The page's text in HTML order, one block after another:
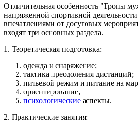
Отличительная особенность "Тропы
напряженной спортивной
впечатлениями от досуговых
входят три основных раздела.
1. Теоретическая подготовка:
одежда и снаряжение;
тактика преодоления дистанций;
питьевой режим и питание на
ориентирование;
психологические аспекты.
2. Практические занятия: